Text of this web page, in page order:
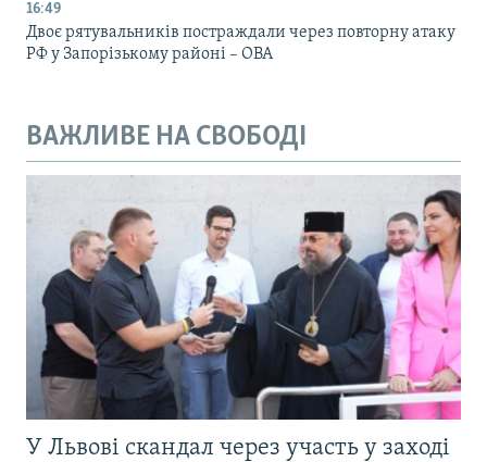
16:49
Двоє рятувальників постраждали через повторну атаку
РФ у Запорізькому районі – ОВА
ВАЖЛИВЕ НА СВОБОДІ
У Львові скандал через участь у заході